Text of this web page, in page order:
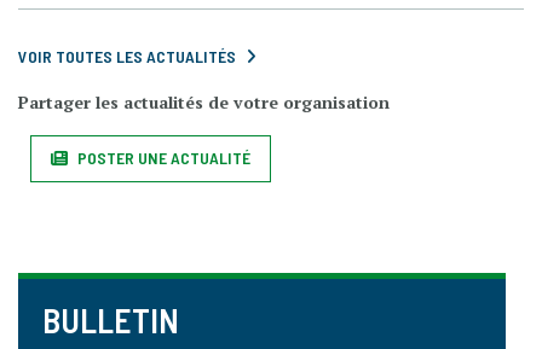
VOIR TOUTES LES ACTUALITÉS
Partager les actualités de votre organisation
POSTER UNE ACTUALITÉ
BULLETIN